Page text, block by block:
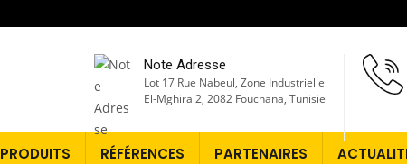
Note Adresse
Lot 17 Rue Nabeul, Zone Industrielle
El-Mghira 2, 2082 Fouchana, Tunisie
PRODUITS RÉFÉRENCES PARTENAIRES